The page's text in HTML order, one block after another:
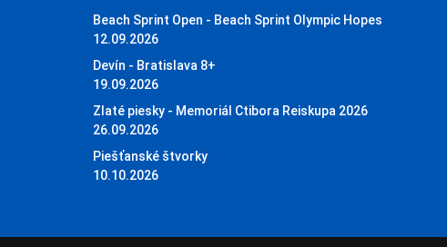
Beach Sprint Open - Beach Sprint Olympic Hopes
12.09.2026
Devín - Bratislava 8+
19.09.2026
Zlaté piesky - Memoriál Ctibora Reiskupa 2026
26.09.2026
Piešťanské štvorky
10.10.2026